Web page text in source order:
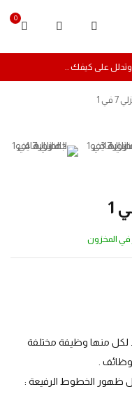
0
وتدلل على كيفك ..
1
في المخزون
على 7 إضاءات ليد لكل منها وظيفة مختلفة
.
ظهور الخطوط الرفيعة :